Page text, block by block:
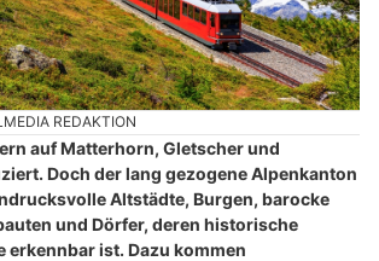
REDAKTION
auf Matterhorn, Gletscher und
Doch der lang gezogene Alpenkanton
Altstädte, Burgen, barocke
und Dörfer, deren historische
erkennbar ist. Dazu kommen